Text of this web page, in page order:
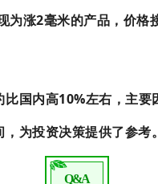
涨2毫米的产品，价
国内高10%左右，主
为投资决策提供了参考。
Q&A